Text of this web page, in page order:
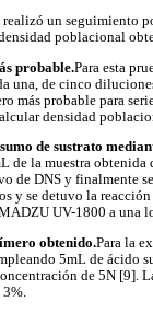
realizó un seguimiento
poblacional
probable.Para esta
una, de cinco
más probable para
densidad
de sustrato
de la muestra
de DNS y finalmente
y se detuvo la
UV-1800 a una
obtenido.Para la
5mL de ácido
de 5N [9].